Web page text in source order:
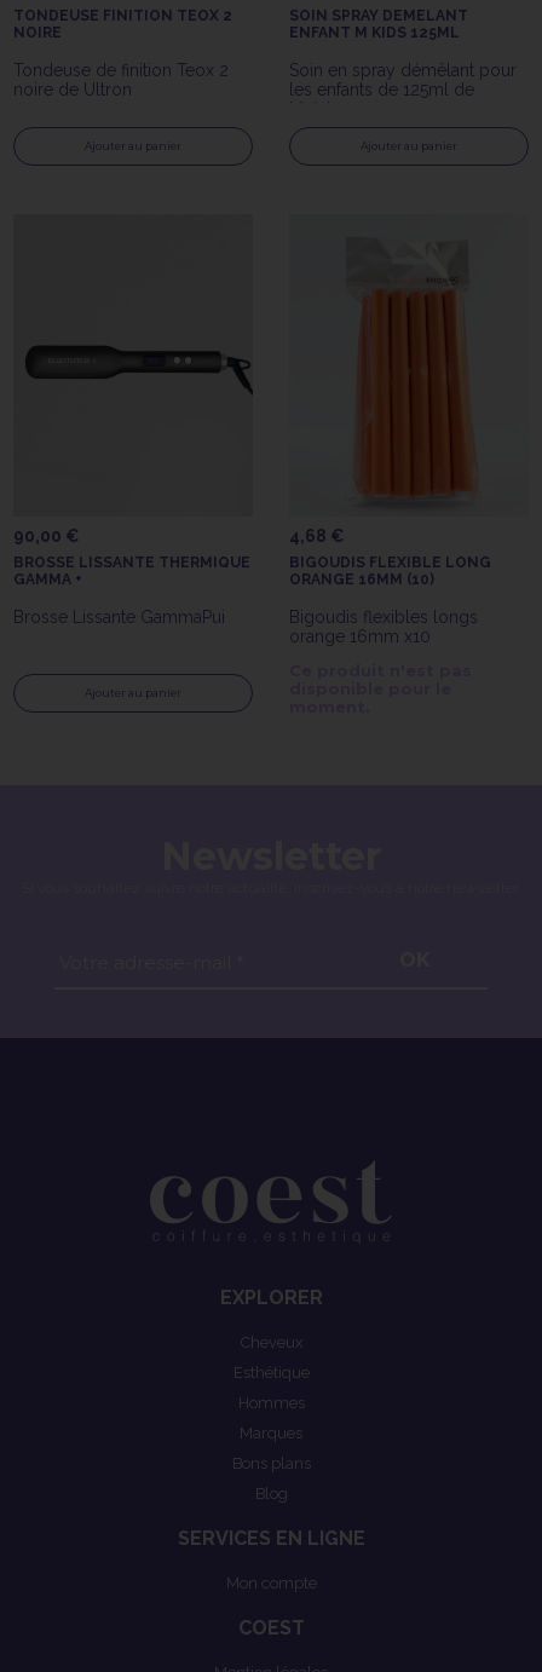
TONDEUSE FINITION TEOX 2
NOIRE
Tondeuse de finition Teox 2
noire de Ultron
Ajouter au panier
SOIN SPRAY DEMELANT
ENFANT M KIDS 125ML
Soin en spray démêlant pour
les enfants de 125ml de
Mulato
Ajouter au panier
90,00 €
BROSSE LISSANTE THERMIQUE
GAMMA +
Brosse Lissante GammaPui
Ajouter au panier
4,68 €
BIGOUDIS FLEXIBLE LONG
ORANGE 16MM (10)
Bigoudis flexibles longs
orange 16mm x10
EXPLORER
Cheveux
Esthétique
Hommes
Marques
Bons plans
Blog
SERVICES EN LIGNE
Mon compte
COEST